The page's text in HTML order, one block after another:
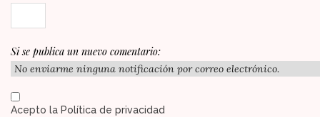
Si se publica un nuevo comentario:
Acepto la Política de privacidad